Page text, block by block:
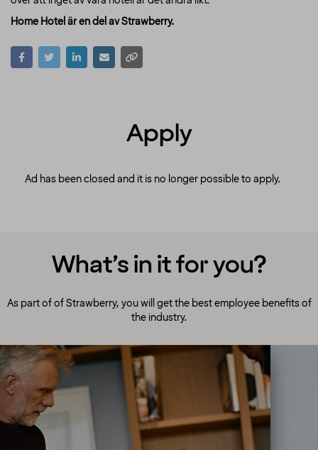
Home Hotel är en del av Strawberry.
Apply
Ad has been closed and it is no longer possible to apply.
What’s in it for you?
As part of of Strawberry, you will get the best employee benefits of
the industry.